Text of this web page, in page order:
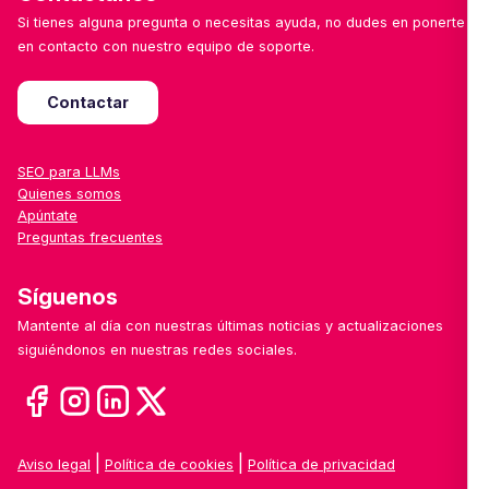
Si tienes alguna pregunta o necesitas ayuda, no dudes en ponerte
en contacto con nuestro equipo de soporte.
Contactar
SEO para LLMs
Quienes somos
Apúntate
Preguntas frecuentes
Síguenos
Mantente al día con nuestras últimas noticias y actualizaciones
siguiéndonos en nuestras redes sociales.
Aviso legal Política de cookies Política de privacidad